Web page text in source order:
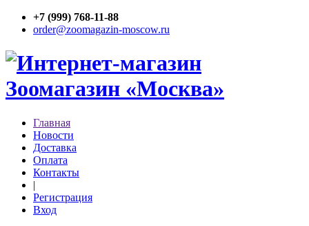
+7 (999) 768-11-88
order@zoomagazin-moscow.ru
Главная
Новости
Доставка
Оплата
Контакты
|
Регистрация
Вход